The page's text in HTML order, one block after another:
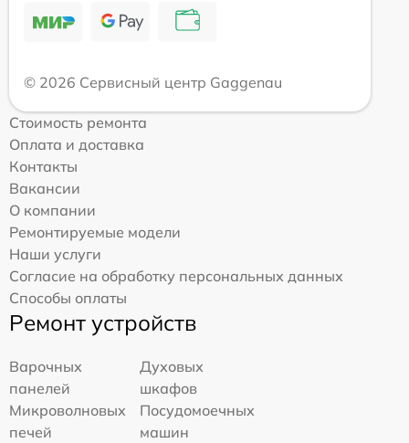
© 2026 Сервисный центр Gaggenau
Стоимость ремонта
Оплата и доставка
Контакты
Вакансии
О компании
Ремонтируемые модели
Наши услуги
Согласие на обработку персональных данных
Способы оплаты
Ремонт устройств
Варочных
панелей
Духовых
шкафов
Микроволновых
печей
Посудомоечных
машин